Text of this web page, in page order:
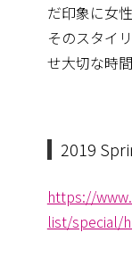
だ印象に女
そのスタイ
せ大切な時
2019
https://
list/special/